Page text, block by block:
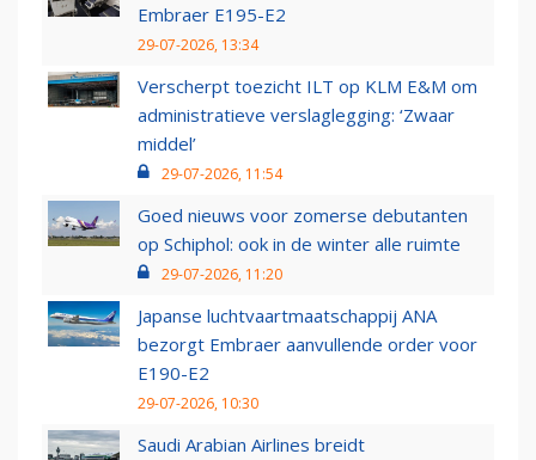
Embraer E195-E2
29-07-2026, 13:34
Verscherpt toezicht ILT op KLM E&M om
administratieve verslaglegging: ‘Zwaar
middel’
29-07-2026, 11:54
Goed nieuws voor zomerse debutanten
op Schiphol: ook in de winter alle ruimte
29-07-2026, 11:20
Japanse luchtvaartmaatschappij ANA
bezorgt Embraer aanvullende order voor
E190-E2
29-07-2026, 10:30
Saudi Arabian Airlines breidt